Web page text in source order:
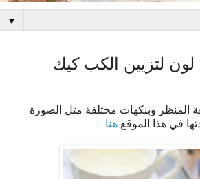
▼
لون لتزيين الكب كيك
المنظر وبنكهات مختلفة مثل الصورة
في هذا الموقع هنا